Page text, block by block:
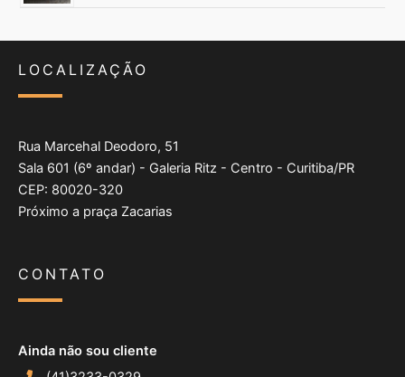
LOCALIZAÇÃO
Rua Marcehal Deodoro, 51
Sala 601 (6º andar) - Galeria Ritz - Centro - Curitiba/PR
CEP: 80020-320
Próximo a praça Zacarias
CONTATO
Ainda não sou cliente